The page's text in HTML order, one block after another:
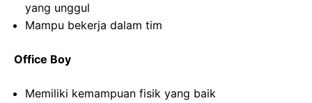
yang unggul
Mampu bekerja dalam tim
Office Boy
Memiliki kemampuan fisik yang baik